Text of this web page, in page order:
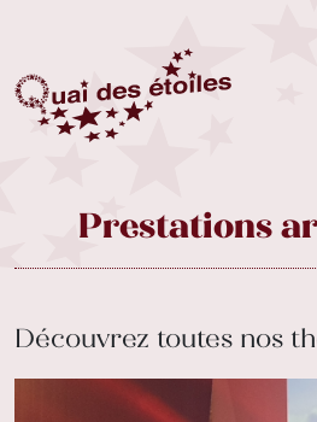
Prestations
Découvrez toutes nos